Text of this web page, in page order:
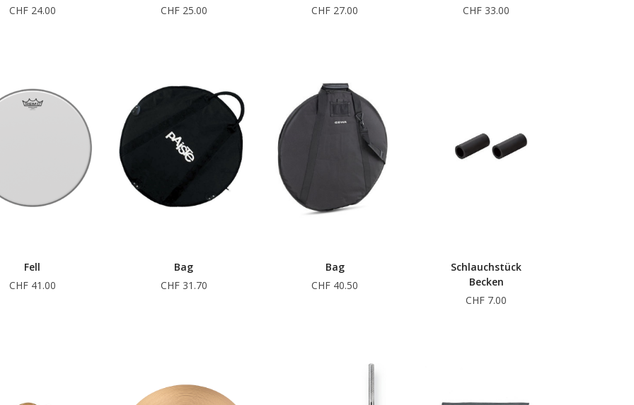
CHF 24.00
CHF 25.00
CHF 27.00
CHF 33.00
Fell
CHF 41.00
Bag
CHF 31.70
Bag
CHF 40.50
Schlauchstück
Becken
CHF 7.00